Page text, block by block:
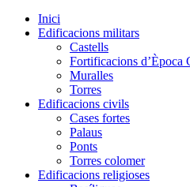
Inici
Edificacions militars
Castells
Fortificacions d’Època
Muralles
Torres
Edificacions civils
Cases fortes
Palaus
Ponts
Torres colomer
Edificacions religioses